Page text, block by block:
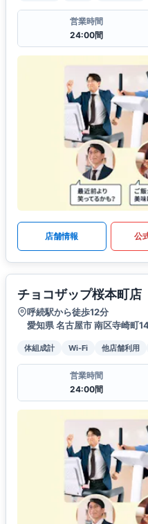
営業時間
24:00間
店舗情報 公
チョコザップ桜本町店
呼続駅から徒歩12分
愛知県 名古屋市 南区寺崎町
体組成計 Wi-Fi 他店舗利用
営業時間
24:00間